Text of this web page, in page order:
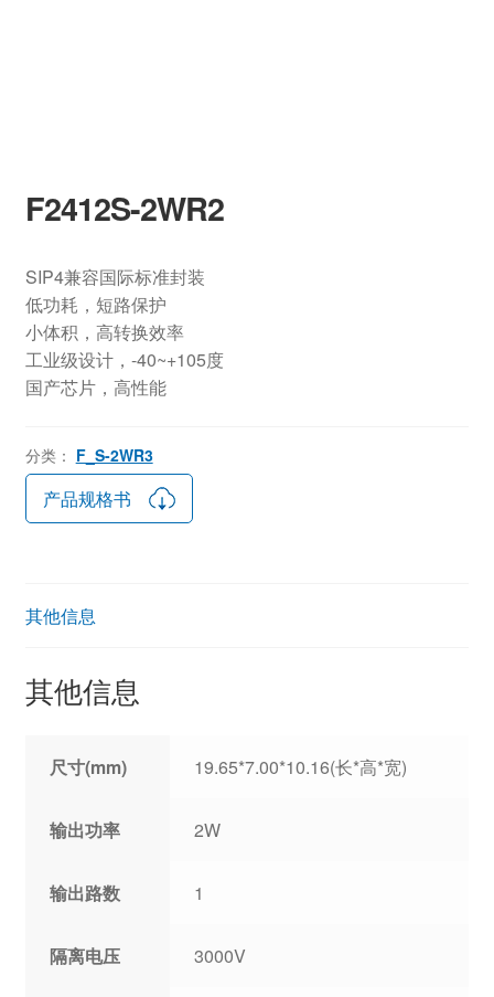
F2412S-2WR2
SIP4兼容国际标准封装
低功耗，短路保护
小体积，高转换效率
工业级设计，-40~+105度
国产芯片，高性能
分类： F_S-2WR3
产品规格书
其他信息
其他信息
尺寸(mm) 19.65*7.00*10.16(长*高*宽)
输出功率 2W
输出路数 1
隔离电压 3000V